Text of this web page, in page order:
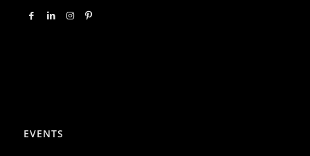
EVENTS